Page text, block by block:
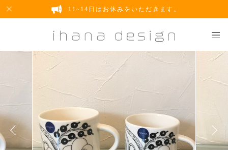
11~14日はお休みをいただきます。